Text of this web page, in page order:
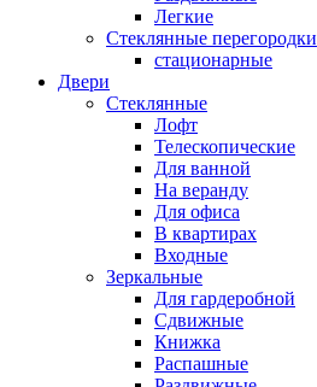
Легкие
Стеклянные перегородки
стационарные
Двери
Стеклянные
Лофт
Телескопические
Для ванной
На веранду
Для офиса
В квартирах
Входные
Зеркальные
Для гардеробной
Сдвижные
Книжка
Распашные